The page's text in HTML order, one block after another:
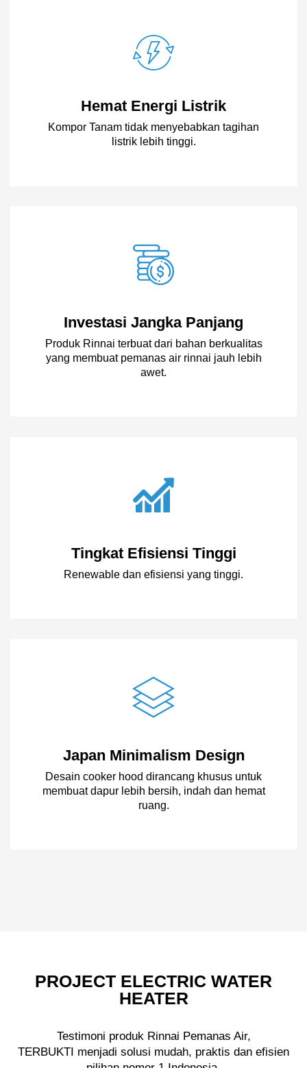
Hemat Energi Listrik
Kompor Tanam tidak menyebabkan tagihan
listrik lebih tinggi.
Investasi Jangka Panjang
Produk Rinnai terbuat dari bahan berkualitas
yang membuat pemanas air rinnai jauh lebih
awet.
Tingkat Efisiensi Tinggi
Renewable dan efisiensi yang tinggi.
Japan Minimalism Design
Desain cooker hood dirancang khusus untuk
membuat dapur lebih bersih, indah dan hemat
ruang.
PROJECT ELECTRIC WATER
HEATER
Testimoni produk Rinnai Pemanas Air,
TERBUKTI menjadi solusi mudah, praktis dan efisien